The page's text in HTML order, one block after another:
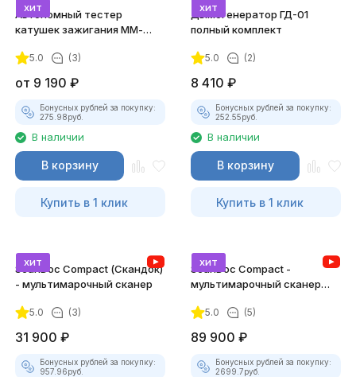
хит
Автономный тестер
катушек зажигания ММ-
комплект)
5.0 (3)
от 9 190 ₽
Бонусных рублей за покупку:
275.98руб.
В наличии
В корзину
Купить в 1 клик
хит
Дымогенератор ГД-01
полный комплект
5.0 (2)
8 410 ₽
Бонусных рублей за покупку:
252.55руб.
В наличии
В корзину
Купить в 1 клик
хит
ScanDoc Compact (Скандок)
- мультимарочный сканер
5.0 (3)
31 900 ₽
Бонусных рублей за покупку:
957.96руб.
хит
ScanDoc Compact -
мультимарочный сканер
5.0 (5)
89 900 ₽
Бонусных рублей за покупку:
2699.7руб.